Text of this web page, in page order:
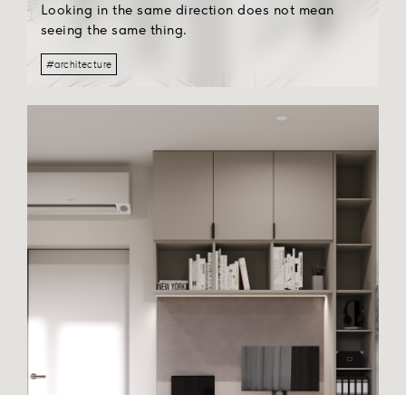
Looking in the same direction does not mean
seeing the same thing.
#architecture